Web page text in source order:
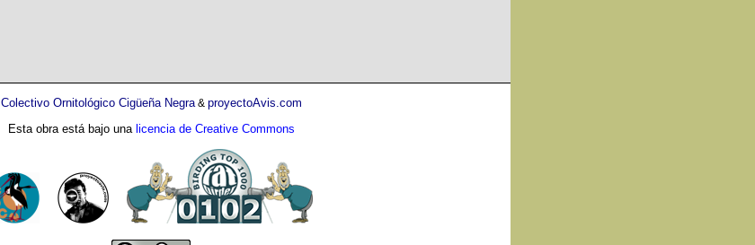
Colectivo Ornitológico Cigüeña Negra& proyectoAvis.com
Esta obra está bajo una licencia de Creative Commons